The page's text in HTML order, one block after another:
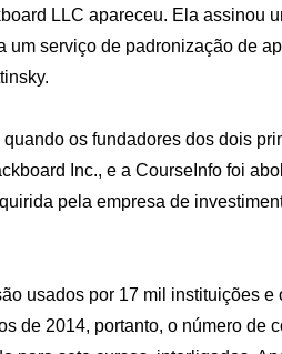
LLC apareceu. Ela assinou
um serviço de padronização de
os fundadores dos dois
Inc., e a CourseInfo foi
pela empresa de
usados ​​por 17 mil instituições
de 2014, portanto, o número de